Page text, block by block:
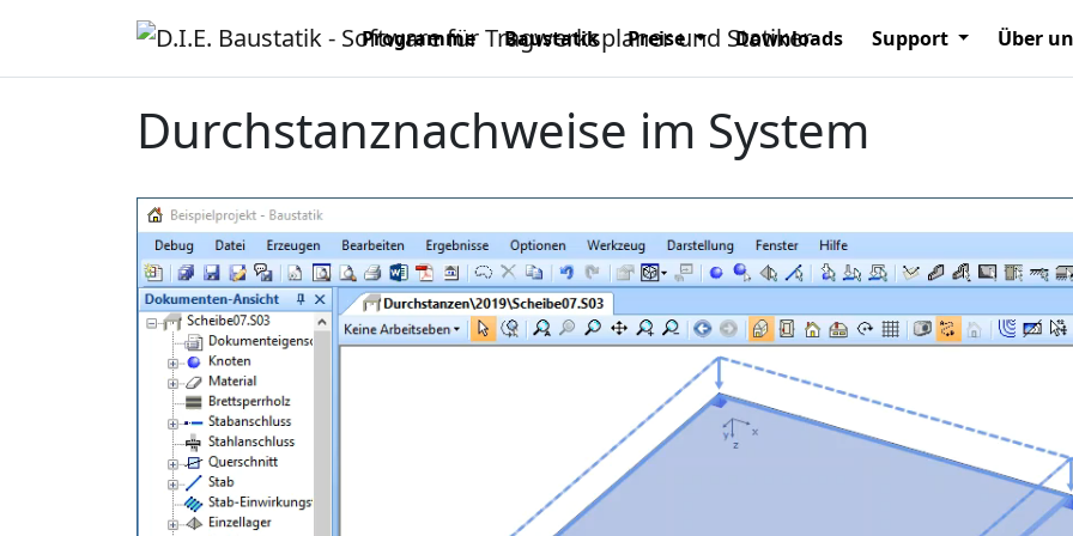
Programme Baustatik Preise Downloads Support Über
Durchstanznachweise im System